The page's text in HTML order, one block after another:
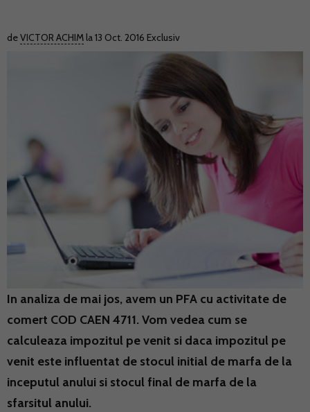
deVICTOR ACHIM la 13 Oct. 2016 Exclusiv
In analiza de mai jos, avem un PFA cu activitate de
comert COD CAEN 4711. Vom vedea cum se
calculeaza impozitul pe venit si daca impozitul pe
venit este influentat de stocul initial de marfa de la
inceputul anului si stocul final de marfa de la
sfarsitul anului.